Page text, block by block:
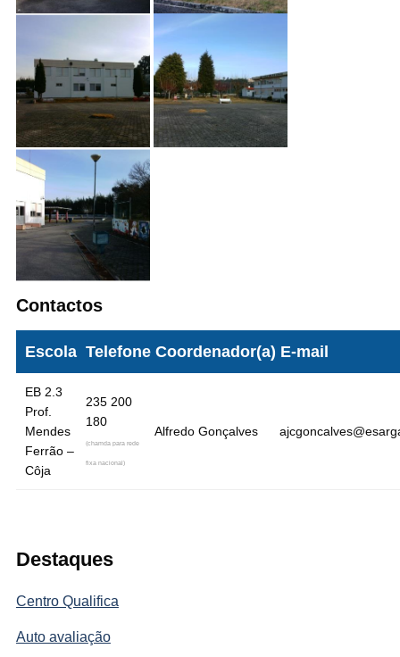
Destaques
Centro Qualifica
Auto avaliação
Contactos
Escola TelefoneCoordenador(a) E-mail
EB 2.3
Prof.
Mendes
Ferrão –
Côja
235 200
180
(chamda para rede
fixa nacional)
Alfredo Gonçalves